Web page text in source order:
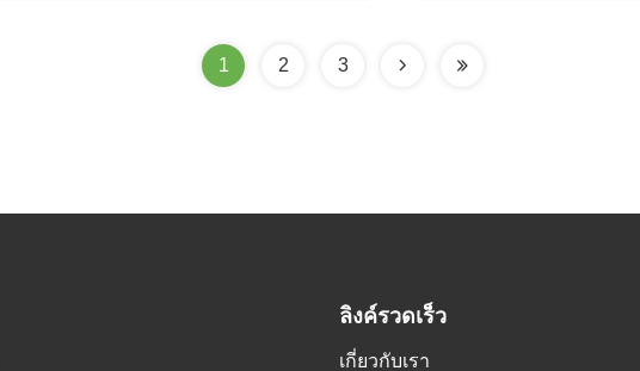
1 2 3
ลิงค์รวดเร็ว
เกี่ยวกับเรา